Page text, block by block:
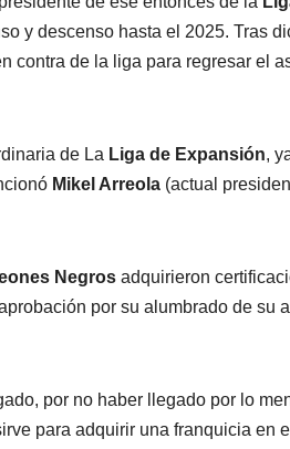
y descenso hasta el 2025. Tras
contra de la liga para regresar el
de La Liga de Expansión,
Mikel Arreola (actual
Negros adquirieron
por su alumbrado de su
por no haber llegado por lo
para adquirir una franquicia en